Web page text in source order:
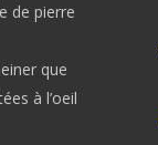
de pierre
que
à l’oeil